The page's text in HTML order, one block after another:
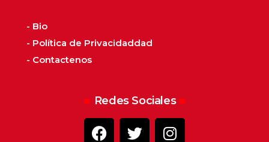
- Bio
- Política de Privacidaddad
- Contactenos
Redes Sociales